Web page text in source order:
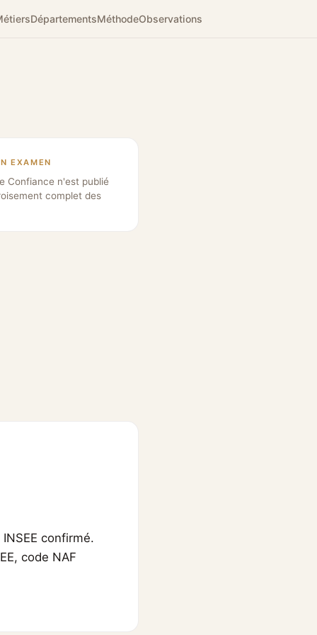
DépartementsMéthodeObservations
EXAMEN
Confiance n'est publié
complet des
confirmé.
code NAF